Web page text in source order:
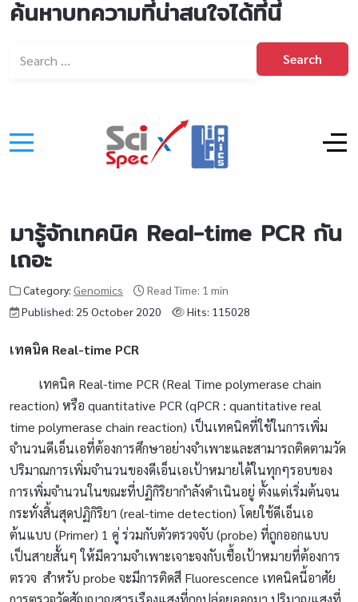
ค้นหาบทความที่น่าสนใจได้ที่นี่
Search
มารู้จักเทคนิค Real-time PCR กัน
เถอะ
Category: Genomics
Read Time: 1 min
Published: 25 October 2020
Hits: 115028
เทคนิค Real-time PCR
เทคนิค Real-time PCR (Real Time polymerase chain
reaction) หรือ quantitative PCR (qPCR : quantitative real
time polymerase chain reaction) เป็นเทคนิคที่ใช้ในการเพิ่ม
จำนวนดีเอ็นเอที่ต้องการศึกษาอย่างจำเพาะและสามารถติดตามวัด
ปริมาณการเพิ่มจำนวนของดีเอ็นเอเป้าหมายได้ในทุกๆรอบของ
การเพิ่มจำนวนในขณะที่ปฏิกิริยากำลังดำเนินอยู่ ตั้งแต่เริ่มต้นจน
กระทั่งสิ้นสุดปฏิกิริยา (real-time detection) โดยใช้ดีเอ็นเอ
ต้นแบบ (Primer) 1 คู่ ร่วมกับตัวตรวจจับ (probe) ที่ถูกออกแบบ
เป็นสายสั้นๆ ให้มีความจำเพาะเจาะจงกับเชื้อเป้าหมายที่ต้องการ
ตรวจ สำหรับ probe จะมีการติดสี Fluorescence เทคนิคนี้อาศัย